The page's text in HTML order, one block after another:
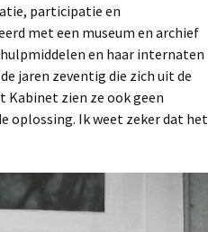
participatie en
met een museum en archief
en haar internaten
jaren zeventig die zich uit de
Kabinet zien ze ook geen
oplossing. Ik weet zeker dat het